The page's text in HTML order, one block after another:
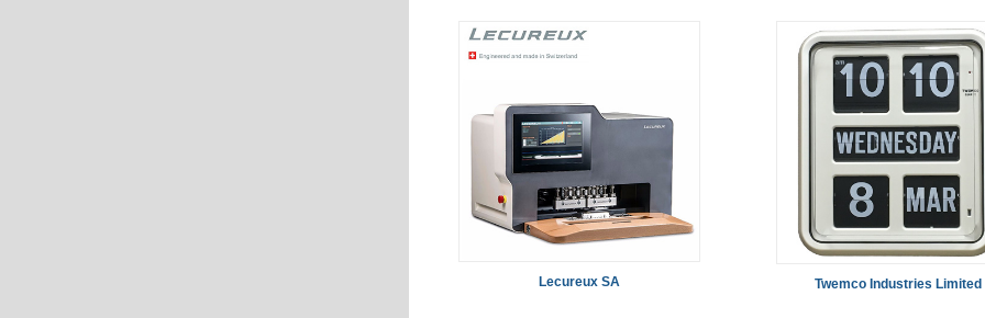
Lecureux SA Twemco Industries Limited